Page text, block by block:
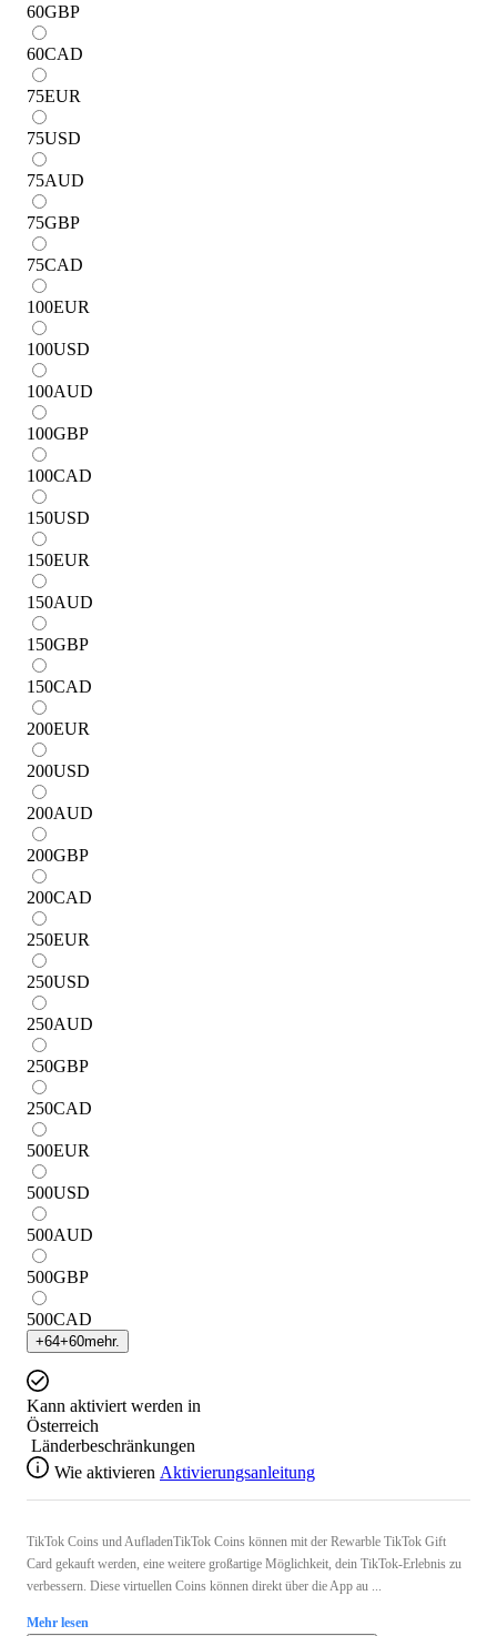
60GBP
60CAD
75EUR
75USD
75AUD
75GBP
75CAD
100EUR
100USD
100AUD
100GBP
100CAD
150USD
150EUR
150AUD
150GBP
150CAD
200EUR
200USD
200AUD
200GBP
200CAD
250EUR
250USD
250AUD
250GBP
250CAD
500EUR
500USD
500AUD
500GBP
500CAD
+64+60mehr.
Kann aktiviert werden in
Österreich
Länderbeschränkungen
Wie aktivieren Aktivierungsanleitung
TikTok Coins und AufladenTikTok Coins können mit der Rewarble TikTok Gift
Card gekauft werden, eine weitere großartige Möglichkeit, dein TikTok-Erlebnis zu
verbessern. Diese virtuellen Coins können direkt über die App au ...
Mehr lesen